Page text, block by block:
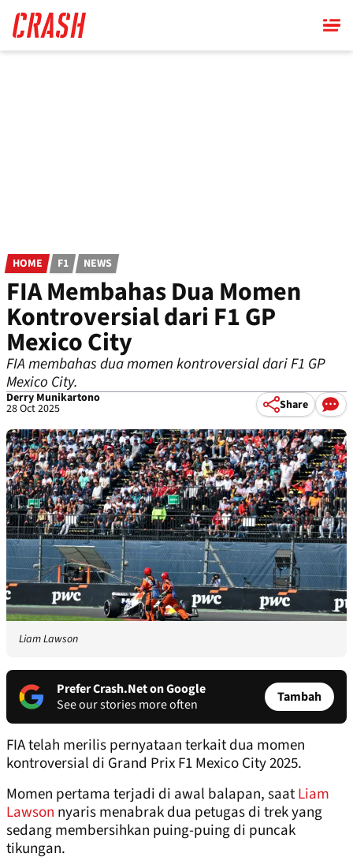
main
content
HOME F1 NEWS
FIA Membahas Dua Momen
Kontroversial dari F1 GP
Mexico City
FIA membahas dua momen kontroversial dari F1 GP
Mexico City.
Derry Munikartono
28 Oct 2025 Share
Liam Lawson
Prefer Crash.Net on Google
See our stories more often
Tambah
FIA telah merilis pernyataan terkait dua momen
kontroversial di Grand Prix F1 Mexico City 2025.
Momen pertama terjadi di awal balapan, saatLiam
Lawson nyaris menabrak dua petugas di trek yang
sedang membersihkan puing-puing di puncak
tikungan.